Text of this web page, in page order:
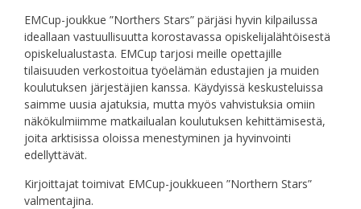
EMCup-joukkue ”Northers Stars” pärjäsi hyvin kilpailussa
ideallaan vastuullisuutta korostavassa opiskelijalähtöisestä
opiskelualustasta. EMCup tarjosi meille opettajille
tilaisuuden verkostoitua työelämän edustajien ja muiden
koulutuksen järjestäjien kanssa. Käydyissä keskusteluissa
saimme uusia ajatuksia, mutta myös vahvistuksia omiin
näkökulmiimme matkailualan koulutuksen kehittämisestä,
joita arktisissa oloissa menestyminen ja hyvinvointi
edellyttävät.
Kirjoittajat toimivat EMCup-joukkueen ”Northern Stars”
valmentajina.